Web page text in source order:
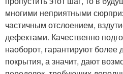
многими неприятными
частичным отслоением,
дефектами. Качественно
наоборот, гарантируют
покрытия, а значит, дают